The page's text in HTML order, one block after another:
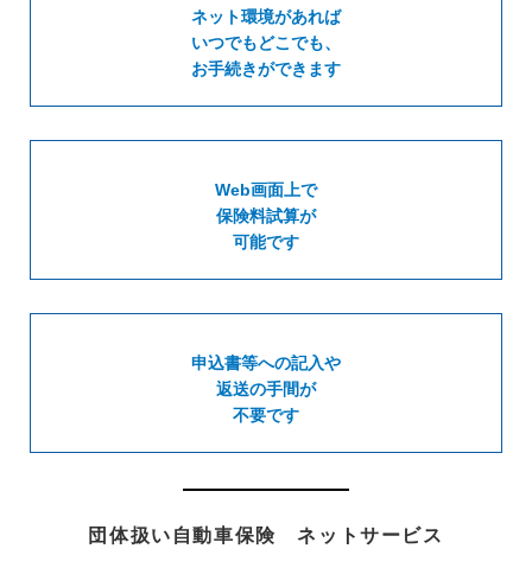
ネット環境があれば
いつでもどこでも、
お手続きができます
Web画面上で
保険料試算が
可能です
申込書等への記入や
返送の手間が
不要です
団体扱い自動車保険 ネットサービス